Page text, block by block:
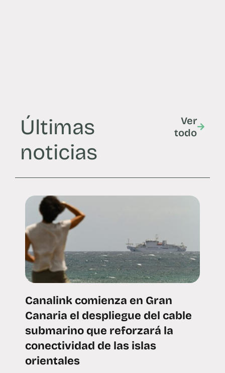
Últimas
noticias
Ver
todo
Canalink comienza en Gran
Canaria el despliegue del cable
submarino que reforzará la
conectividad de las islas
orientales